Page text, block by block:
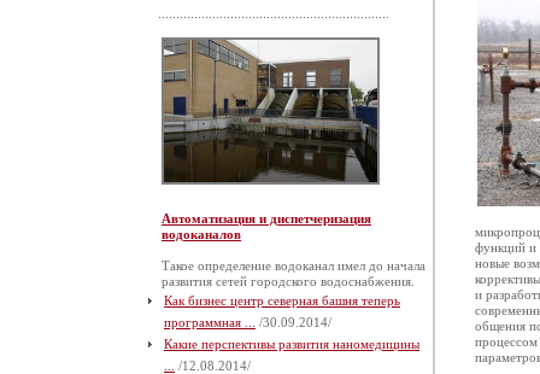
Автоматизация и диспетчеризация
водоканалов
Такое определение водоканал имел до начала
развития сетей городского водоснабжения.
Как бизнес центр северная башня теперь
программная ...
/30.09.2014/
Какие перспективы развития наномедицины
/12.08.2014/
функций и
новые
и
общения
процессом